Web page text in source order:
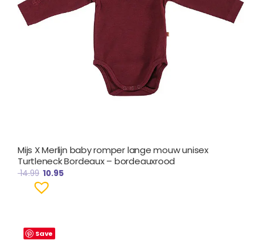
Mijs X Merlijn baby romper lange mouw unisex
Turtleneck Bordeaux – bordeauxrood
14.99 10.95
Save